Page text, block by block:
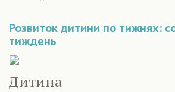
Розвиток дитини по тижнях:
тиждень
Дитина